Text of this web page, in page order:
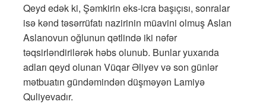
Qeyd edək ki, Şəmkirin eks-icra başıçısı, sonralar
isə kənd təsərrüfatı nazirinin müavini olmuş Aslan
Aslanovun oğlunun qətlində iki nəfər
təqsirləndirilərək həbs olunub. Bunlar yuxarıda
adları qeyd olunan Vüqar Əliyev və son günlər
mətbuatın gündəmindən düşməyən Lamiyə
Quliyevadır.